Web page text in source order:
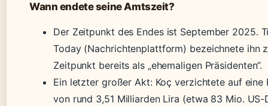
Wann endete seine Amtszeit?
Der Zeitpunkt des Endes ist September 2025.
Today (Nachrichtenplattform) bezeichnete ihn
Zeitpunkt bereits als „ehemaligen Präsidenten”.
Ein letzter großer Akt: Koç verzichtete auf eine
von rund 3,51 Milliarden Lira (etwa 83 Mio. US-